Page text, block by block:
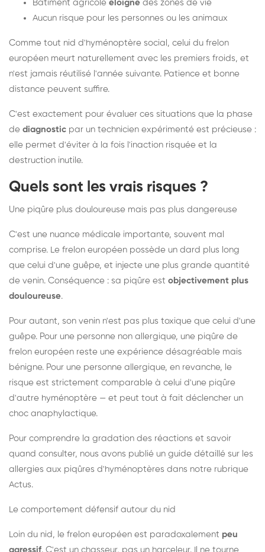
Bâtiment agricole éloigné des zones de vie
Aucun risque pour les personnes ou les animaux
Comme tout nid d'hyménoptère social, celui du frelon
européen meurt naturellement avec les premiers froids, et
n'est jamais réutilisé l'année suivante. Patience et bonne
distance peuvent suffire.
C'est exactement pour évaluer ces situations que la phase
de diagnostic par un technicien expérimenté est précieuse :
elle permet d'éviter à la fois l'inaction risquée et la
destruction inutile.
Quels sont les vrais risques ?
Une piqûre plus douloureuse mais pas plus dangereuse
C'est une nuance médicale importante, souvent mal
comprise. Le frelon européen possède un dard plus long
que celui d'une guêpe, et injecte une plus grande quantité
de venin. Conséquence : sa piqûre est objectivement plus
douloureuse.
Pour autant, son venin n'est pas plus toxique que celui d'une
guêpe. Pour une personne non allergique, une piqûre de
frelon européen reste une expérience désagréable mais
bénigne. Pour une personne allergique, en revanche, le
risque est strictement comparable à celui d'une piqûre
d'autre hyménoptère — et peut tout à fait déclencher un
choc anaphylactique.
Pour comprendre la gradation des réactions et savoir
quand consulter, nous avons publié un guide détaillé sur les
allergies aux piqûres d'hyménoptères dans notre rubrique
Actus.
Le comportement défensif autour du nid
Loin du nid, le frelon européen est paradoxalement peu
agressif. C'est un chasseur, pas un harceleur. Il ne tourne